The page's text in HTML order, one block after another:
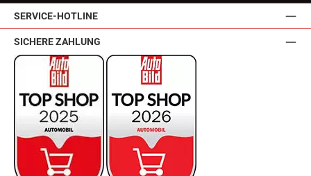
SERVICE-HOTLINE
SICHERE ZAHLUNG